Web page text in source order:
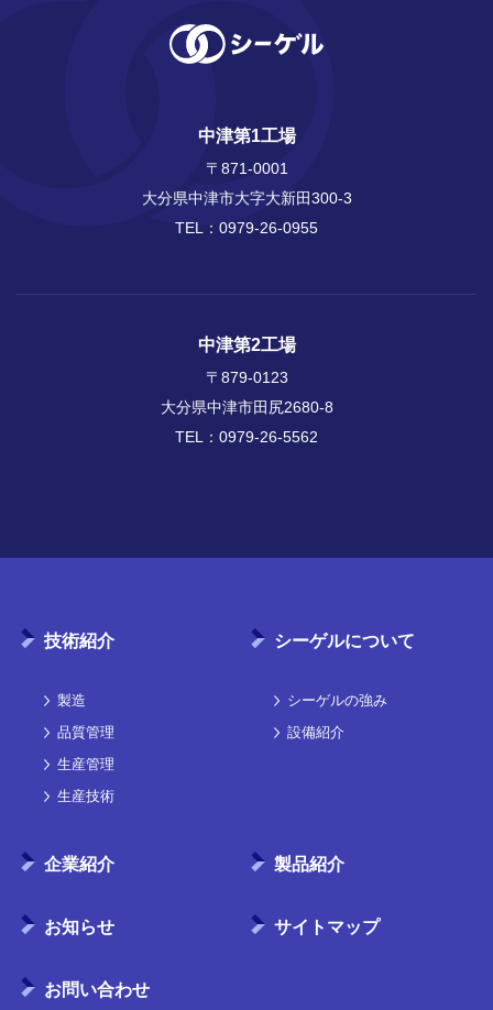
中津第1工場
〒871-0001
大分県中津市大字大新田300-3
TEL： 0979-26-0955
中津第2工場
〒879-0123
大分県中津市田尻2680-8
TEL： 0979-26-5562
技術紹介
製造
品質管理
生産管理
生産技術
シーゲルについて
シーゲルの強み
設備紹介
企業紹介
お知らせ
お問い合わせ
製品紹介
サイトマップ